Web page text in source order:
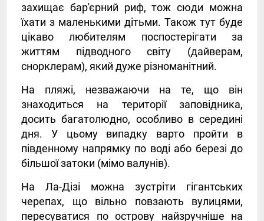
захищає бар'єрний риф, тож сюди можна
їхати з маленькими дітьми. Також тут буде
цікаво любителям поспостерігати за
життям підводного світу (дайверам,
снорклерам), який дуже різноманітний.
На пляжі, незважаючи на те, що він
знаходиться на території заповідника,
досить багатолюдно, особливо в середині
дня. У цьому випадку варто пройти в
південному напрямку по воді або березі до
більшої затоки (мімо валунів).
На Ла-Дізі можна зустріти гігантських
черепах, що вільно повзають вулицями,
пересуватися по острову найзручніше на